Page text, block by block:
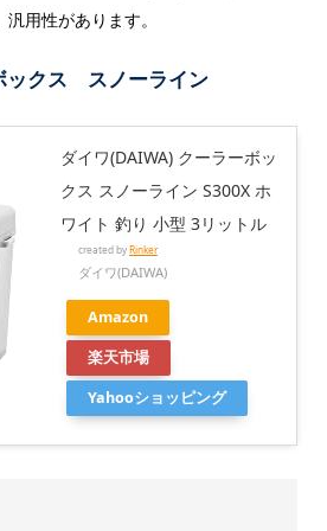
用性があります。
クス スノーライン
ダイワ(DAIWA) クーラーボッ
クス スノーライン S300X ホ
ワイト 釣り 小型 3リットル
created by Rinker
ダイワ(DAIWA)
Amazon
楽天市場
Yahooショッピング